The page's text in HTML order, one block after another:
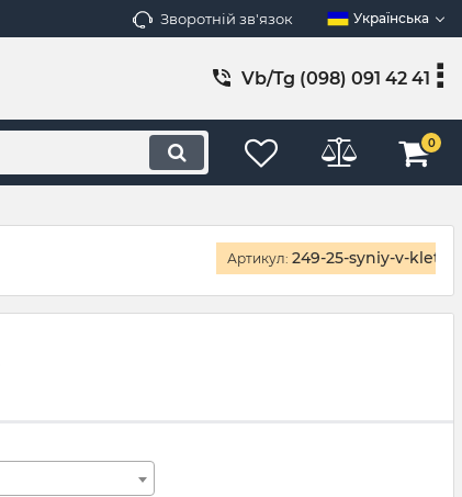
Зворотній зв'язок Українська
Vb/Tg (098) 091 42 41
0
Артикул: 249-25-syniy-v-